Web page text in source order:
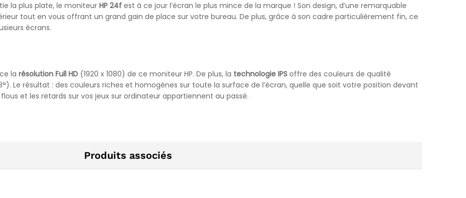
la plus plate, le moniteur HP 24f est à ce jour l’écran le plus mince de la marque ! Son design, d’une remarquable
tout en vous offrant un grand gain de place sur votre bureau. De plus, grâce à son cadre particulièrement fin, ce
écrans.
la résolution Full HD (1920 x 1080) de ce moniteur HP. De plus, la technologie IPS offre des couleurs de qualité
Le résultat : des couleurs riches et homogènes sur toute la surface de l’écran, quelle que soit votre position devant
flous et les retards sur vos jeux sur ordinateur appartiennent au passé.
Produits associés